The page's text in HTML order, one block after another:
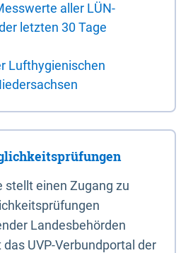
aller LÜN-
letzten 30 Tage
Lufthygienischen
stellt einen Zugang zu
Landesbehörden
das UVP-Verbundportal der